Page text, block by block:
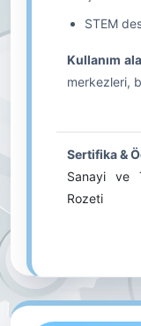
STEM
Kullanım
merkezleri,
Sertifika &
Sanayi ve
Rozeti